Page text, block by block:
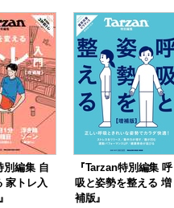
別編集 自
家トレ入
『Tarzan特別編集 呼
吸と姿勢を整える 増
補版』